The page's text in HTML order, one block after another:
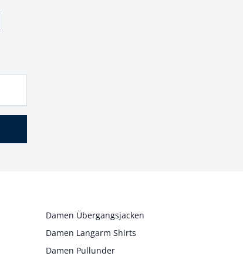
Damen Übergangsjacken
Damen Langarm Shirts
Damen Pullunder